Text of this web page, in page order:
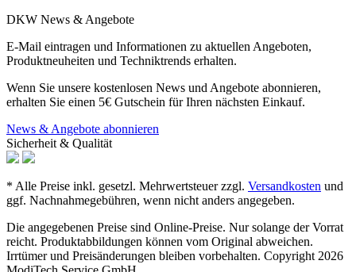
DKW News & Angebote
E-Mail eintragen und Informationen zu aktuellen Angeboten,
Produktneuheiten und Techniktrends erhalten.
Wenn Sie unsere kostenlosen News und Angebote abonnieren,
erhalten Sie einen 5€ Gutschein für Ihren nächsten Einkauf.
News & Angebote abonnieren
Sicherheit & Qualität
* Alle Preise inkl. gesetzl. Mehrwertsteuer zzgl. Versandkosten und
ggf. Nachnahmegebühren, wenn nicht anders angegeben.
Die angegebenen Preise sind Online-Preise. Nur solange der Vorrat
reicht. Produktabbildungen können vom Original abweichen.
Irrtümer und Preisänderungen bleiben vorbehalten. Copyright 2026